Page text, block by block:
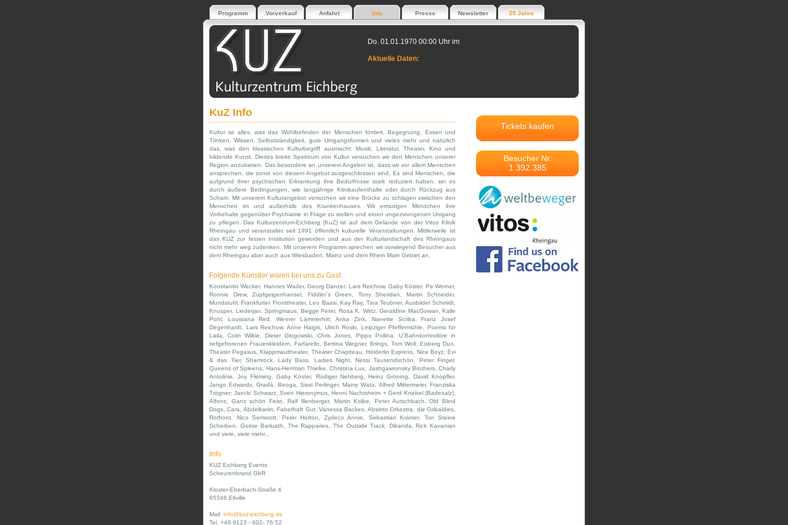
Programm Vorverkauf Anfahrt Info Presse Newsletter 25 Jahre
Do. 01.01.1970 00:00 Uhr im
Aktuelle Daten:
KuZ Info
Kultur ist alles, was das Wohlbefinden der Menschen fördert. Begegnung, Essen und
Trinken, Wissen, Selbstständigkeit, gute Umgangsformen und vieles mehr und natürlich
das, was den klassischen Kulturbegriff ausmacht: Musik, Literatur, Theater, Kino und
bildende Kunst. Dieses breite Spektrum von Kultur versuchen wir den Menschen unserer
Region anzubieten. Das besondere an unserem Angebot ist, dass wir vor allem Menschen
ansprechen, die sonst von diesem Angebot ausgeschlossen sind. Es sind Menschen, die
aufgrund ihrer psychischen Erkrankung ihre Bedürfnisse stark reduziert haben, sei es
durch äußere Bedingungen, wie langjährige Klinikaufenthalte oder durch Rückzug aus
Scham. Mit unserem Kulturangebot versuchen wir eine Brücke zu schlagen zwischen den
Menschen im und außerhalb des Krankenhauses. Wir ermutigen Menschen ihre
Vorbehalte gegenüber Psychiatrie in Frage zu stellen und einen ungezwungenen Umgang
zu pflegen. Das Kulturzentrum-Eichberg (KuZ) ist auf dem Gelände von der Vitos Klinik
Rheingau und veranstaltet seit 1991 öffentlich kulturelle Veranstaltungen. Mittlerweile ist
das KUZ zur festen Institution geworden und aus der Kulturlandschaft des Rheingaus
nicht mehr weg zudenken. Mit unserem Programm sprechen wir vorwiegend Besucher aus
dem Rheingau aber auch aus Wiesbaden, Mainz und dem Rhein Main Gebiet an.
Folgende Künstler waren bei uns zu Gast
Konstantin Wecker, Hannes Wader, Georg Danzer, Lars Reichow, Gaby Köster, Pe Werner,
Ronnie Drew, Zupfgeigenhansel, Fiddler´s Green, Tony Sheridan, Martin Schneider,
Mundstuhl, Frankfurter Fronttheater, Leo Bassi, Kay Ray, Tina Teubner, Ausbilder Schmidt,
Knusper, Liederjan, Springmaus, Begge Peter, Rosa K. Wirtz, Geraldine MacGowan, Kalle
Pohl, Louisiana Red, Werner Lämmerhirt, Anka Zink, Nanette Scriba, Franz Josef
Degenhardt, Lars Reichow, Anne Haigis, Ulrich Roski, Leipziger Pfeffermühle, Poems for
Laila, Colin Wilkie, Dieter Glogowski, Chris Jones, Pippo Pollina, U`Bahnkontrollöre in
tiefgefrorenen Frauenkleidern, Farfarello, Bettina Wegner, Brings, Tom Woll, Eisberg Duo,
Theater Pegasus, Klappmaultheater, Theater Chapiteau, Hölderlin Express, Nice Boyz, Evi
& das Tier, Shamrock, Lady Bass, Ladies Night, Nessi Tausendschön, Peter Finger,
Queens of Spleens, Hans-Herrman Thielke, Christina Lux, Jashgawronsky Brothers, Charly
Antolinie, Joy Fleming, Gaby Köster, Rüdiger Nehberg, Heinz Gröning, David Knopfler,
Jango Edwards, Gradá, Beoga, Sissi Perlinger, Mamy Wata, Alfred Mittermeier, Franziska
Trögner; Jaecki Schwarz, Sven Hieronymus, Henni Nachtsheim + Gerd Knebel (Badesalz),
Alfons, Ganz schön Feist, Ralf Illenberger, Martin Kolbe, Peter Autschbach, Old Blind
Dogs, Cara, Abdelkarim, Faberhaft Gut, Vanessa Backes, Absinto Orkestra, die Gribaldies,
Rotfront, Nico Semsrott, Peter Horton, Zydeco Annie, Sebastian Krämer, Ton Steine
Scherben, Goitse Barluath, The Rapparies, The Outside Track, Dikanda, Rick Kavanian
und viele, viele mehr...
Info
KUZ Eichberg Events
Scheurenbrand GbR
Kloster-Eberbach-Straße 4
65346 Eltville
Mail: info@kuz-eichberg.de
Tel. +49 6123 - 602- 76 52
Tickets kaufen
Besucher Nr.
1.392.385